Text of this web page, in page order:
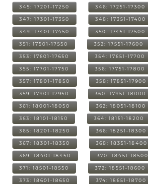
345: 17201-17250 346: 17251-17300
347: 17301-17350 348: 17351-17400
349: 17401-17450 350: 17451-17500
351: 17501-17550 352: 17551-17600
353: 17601-17650 354: 17651-17700
355: 17701-17750 356: 17751-17800
357: 17801-17850 358: 17851-17900
359: 17901-17950 360: 17951-18000
361: 18001-18050 362: 18051-18100
363: 18101-18150 364: 18151-18200
365: 18201-18250 366: 18251-18300
367: 18301-18350 368: 18351-18400
369: 18401-18450 370: 18451-18500
371: 18501-18550 372: 18551-18600
373: 18601-18650 374: 18651-18700